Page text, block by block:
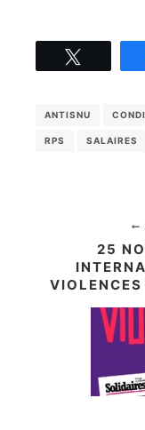
ANTISNU
RPS SALAIRES
25